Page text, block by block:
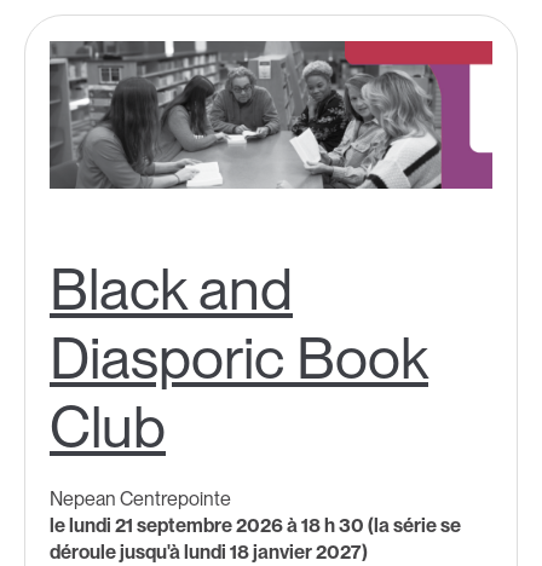
Black and
Diasporic Book
Club
Nepean Centrepointe
le lundi 21 septembre 2026 à 18 h 30 (la série se
déroule jusqu'à lundi 18 janvier 2027)